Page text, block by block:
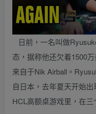
日前，一名叫做
态，据称他还欠着1500
来自于Nik Airball。
自日本，去年夏天开始
HCL高额桌游戏里，在三